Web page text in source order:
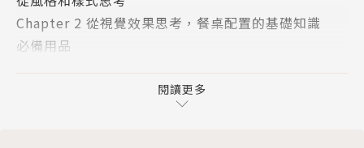
構想，建立有系統化的布置法。
中，實際運用餐桌布置的技巧，並在呈現美麗的視覺效
Chapter 2 從視覺效果思考，餐桌配置的基礎知識
必備用品
閱讀更多